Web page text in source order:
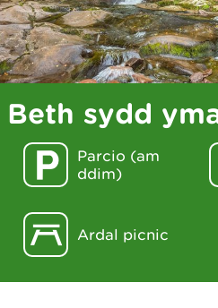
Beth sydd
Parcio (am
ddim)
Ardal picnic